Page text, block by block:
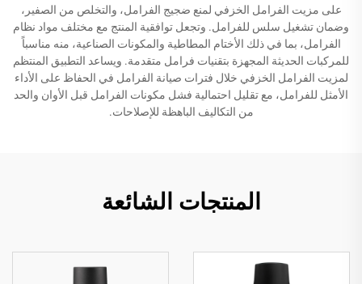
على مزيت الفرامل الخزفي لمنع ضجيج الفرامل، والتخلص من الصفير،
وضمان تشغيل سلس للفرامل. وتجعل توافقية المنتج مع مختلف مواد نظام
الفرامل، بما في ذلك الأختام المطاطية والمكونات الصناعية، منه مناسباً
للمركبات الحديثة المجهزة بتقنيات فرامل متقدمة. ويساعد التطبيق المنتظم
لمزيت الفرامل الخزفي خلال فترات صيانة الفرامل في الحفاظ على الأداء
الأمثل للفرامل، مع تقليل احتمالية فشل مكونات الفرامل قبل الأوان والحد
من التكاليف الباهظة للإصلاحات.
المنتجات الشائعة